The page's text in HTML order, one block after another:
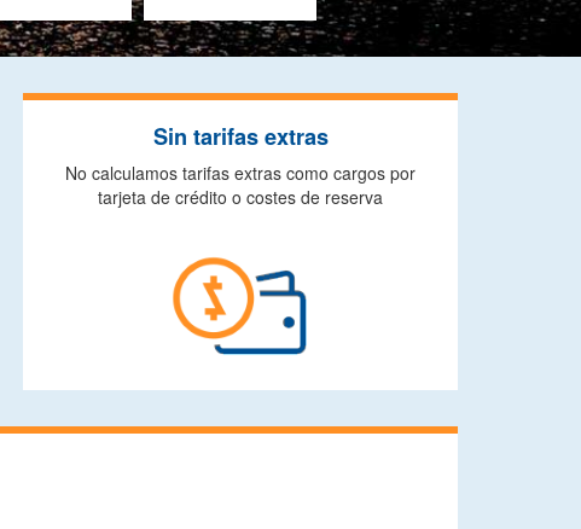
Sin tarifas extras
No calculamos tarifas extras como cargos por
tarjeta de crédito o costes de reserva